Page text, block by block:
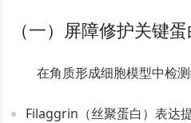
（一）屏障修护关键
在角质形成细胞模型中检测
Filaggrin（丝聚蛋白）表达